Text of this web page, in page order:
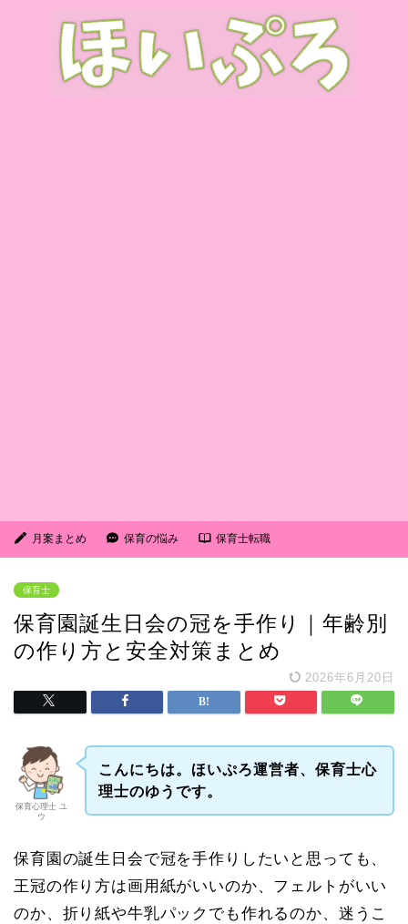
月案まとめ 保育の悩み 保育士転職
保育士
保育園誕生日会の冠を手作り｜年齢別
の作り方と安全対策まとめ
2026年6月20日
保育心理士 ユ
ウ
こんにちは。ほいぷろ運営者、保育士心
理士のゆうです。
保育園の誕生日会で冠を手作りしたいと思っても、
王冠の作り方は画用紙がいいのか、フェルトがいい
のか、折り紙や牛乳パックでも作れるのか、迷うこ